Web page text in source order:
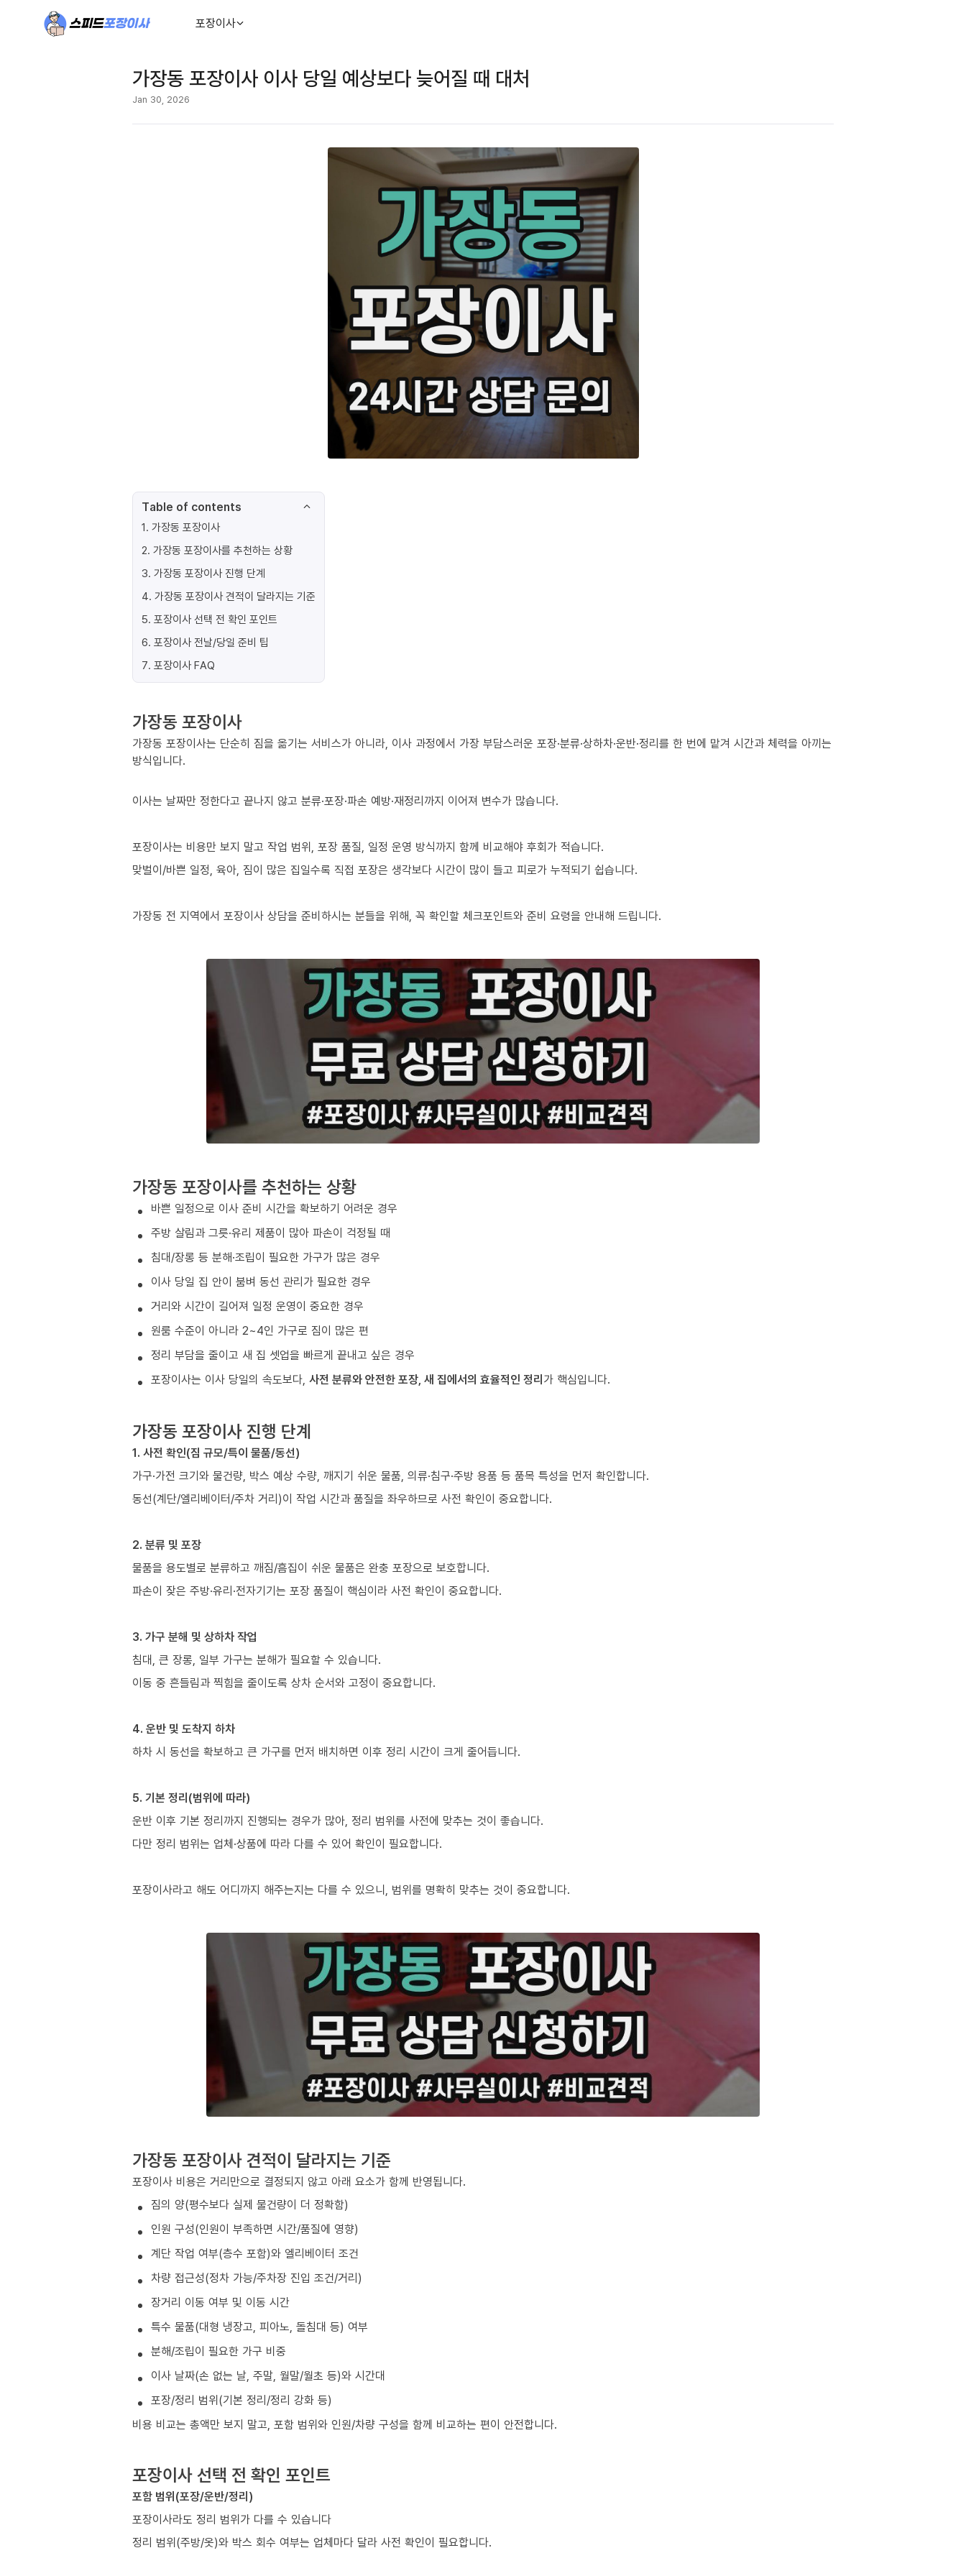
포장이사
가장동 포장이사 이사 당일 예상보다 늦어질 때 대처
Jan 30, 2026
Table of contents
1. 가장동 포장이사
2. 가장동 포장이사를 추천하는 상황
3. 가장동 포장이사 진행 단계
4. 가장동 포장이사 견적이 달라지는 기준
5. 포장이사 선택 전 확인 포인트
6. 포장이사 전날/당일 준비 팁
7. 포장이사 FAQ
가장동 포장이사
가장동 포장이사는 단순히 짐을 옮기는 서비스가 아니라, 이사 과정에서 가장 부담스러운 포장·분류·상하차·운반·정리를 한 번에 맡겨 시간과 체력을 아끼는
방식입니다.
이사는 날짜만 정한다고 끝나지 않고 분류·포장·파손 예방·재정리까지 이어져 변수가 많습니다.
포장이사는 비용만 보지 말고 작업 범위, 포장 품질, 일정 운영 방식까지 함께 비교해야 후회가 적습니다.
맞벌이/바쁜 일정, 육아, 짐이 많은 집일수록 직접 포장은 생각보다 시간이 많이 들고 피로가 누적되기 쉽습니다.
가장동 전 지역에서 포장이사 상담을 준비하시는 분들을 위해, 꼭 확인할 체크포인트와 준비 요령을 안내해 드립니다.
가장동 포장이사를 추천하는 상황
바쁜 일정으로 이사 준비 시간을 확보하기 어려운 경우
주방 살림과 그릇·유리 제품이 많아 파손이 걱정될 때
침대/장롱 등 분해·조립이 필요한 가구가 많은 경우
이사 당일 집 안이 붐벼 동선 관리가 필요한 경우
거리와 시간이 길어져 일정 운영이 중요한 경우
원룸 수준이 아니라 2~4인 가구로 짐이 많은 편
정리 부담을 줄이고 새 집 셋업을 빠르게 끝내고 싶은 경우
포장이사는 이사 당일의 속도보다, 사전 분류와 안전한 포장, 새 집에서의 효율적인 정리가 핵심입니다.
가장동 포장이사 진행 단계
1. 사전 확인(짐 규모/특이 물품/동선)
가구·가전 크기와 물건량, 박스 예상 수량, 깨지기 쉬운 물품, 의류·침구·주방 용품 등 품목 특성을 먼저 확인합니다.
동선(계단/엘리베이터/주차 거리)이 작업 시간과 품질을 좌우하므로 사전 확인이 중요합니다.
2. 분류 및 포장
물품을 용도별로 분류하고 깨짐/흠집이 쉬운 물품은 완충 포장으로 보호합니다.
파손이 잦은 주방·유리·전자기기는 포장 품질이 핵심이라 사전 확인이 중요합니다.
3. 가구 분해 및 상하차 작업
침대, 큰 장롱, 일부 가구는 분해가 필요할 수 있습니다.
이동 중 흔들림과 찍힘을 줄이도록 상차 순서와 고정이 중요합니다.
4. 운반 및 도착지 하차
하차 시 동선을 확보하고 큰 가구를 먼저 배치하면 이후 정리 시간이 크게 줄어듭니다.
5. 기본 정리(범위에 따라)
운반 이후 기본 정리까지 진행되는 경우가 많아, 정리 범위를 사전에 맞추는 것이 좋습니다.
다만 정리 범위는 업체·상품에 따라 다를 수 있어 확인이 필요합니다.
포장이사라고 해도 어디까지 해주는지는 다를 수 있으니, 범위를 명확히 맞추는 것이 중요합니다.
가장동 포장이사 견적이 달라지는 기준
포장이사 비용은 거리만으로 결정되지 않고 아래 요소가 함께 반영됩니다.
짐의 양(평수보다 실제 물건량이 더 정확함)
인원 구성(인원이 부족하면 시간/품질에 영향)
계단 작업 여부(층수 포함)와 엘리베이터 조건
차량 접근성(정차 가능/주차장 진입 조건/거리)
장거리 이동 여부 및 이동 시간
특수 물품(대형 냉장고, 피아노, 돌침대 등) 여부
분해/조립이 필요한 가구 비중
이사 날짜(손 없는 날, 주말, 월말/월초 등)와 시간대
포장/정리 범위(기본 정리/정리 강화 등)
비용 비교는 총액만 보지 말고, 포함 범위와 인원/차량 구성을 함께 비교하는 편이 안전합니다.
포장이사 선택 전 확인 포인트
포함 범위(포장/운반/정리)
포장이사라도 정리 범위가 다를 수 있습니다
정리 범위(주방/옷)와 박스 회수 여부는 업체마다 달라 사전 확인이 필요합니다.